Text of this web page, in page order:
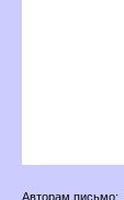
Авторам письмо: